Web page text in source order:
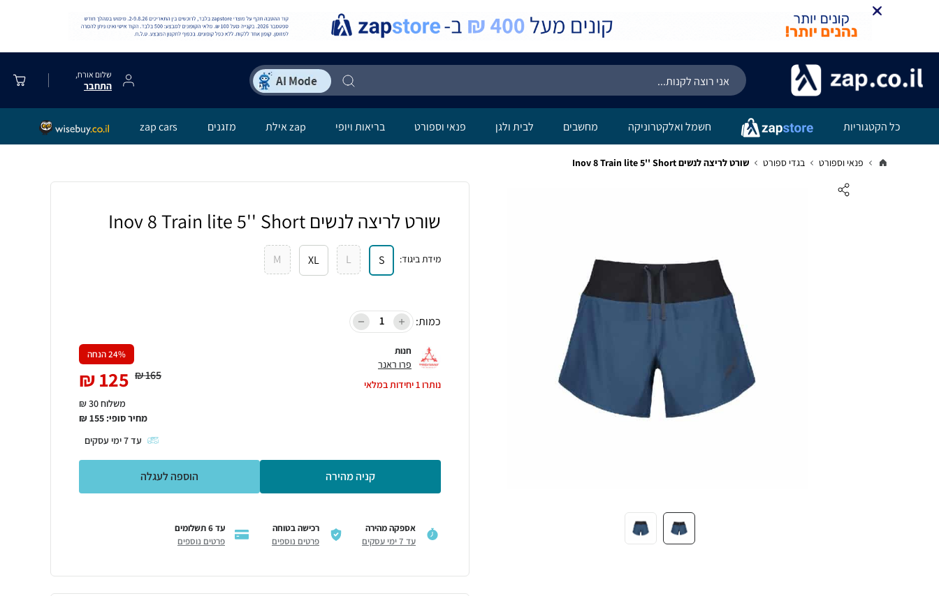
שלום אורח,
התחבר
כל הקטגוריות חשמל ואלקטרוניקה מחשבים לבית ולגן פנאי וספורט בריאות ויופי zap אילת מזגנים zap cars
פנאי וספורט בגדי ספורט שורט לריצה לנשים Inov 8 Train lite 5'' Short
שורט לריצה לנשים Inov 8 Train lite 5'' Short
מידת ביגוד:
S
L
XL
M
כמות:
חנות
פרו ראנר
נותרו1יחידות במלאי
24% הנחה
165
₪
125
₪
משלוח 30 ₪
מחיר סופי: 155
₪
עד7ימי עסקים
קניה מהירה הוספה לעגלה
אספקה מהירה
עד 7 ימי עסקים
רכישה בטוחה
פרטים נוספים
עד 6 תשלומים
פרטים נוספים